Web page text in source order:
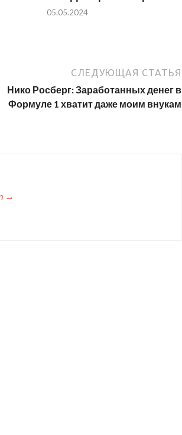
05.05.2024
СЛЕДУЮЩАЯ СТАТЬЯ
Нико Росберг: Заработанных денег в
Формуле 1 хватит даже моим внукам
→